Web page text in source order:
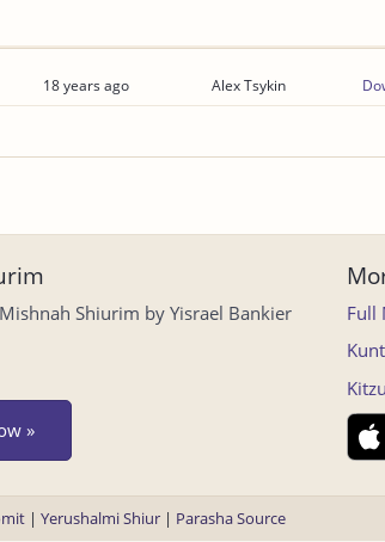
18 years ago Alex Tsykin
Shiurim by Yisrael Bankier
»
Full
| Yerushalmi Shiur | Parasha Source